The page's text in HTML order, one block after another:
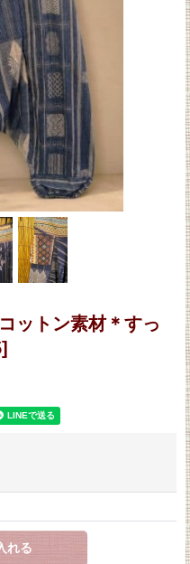
ットン素材＊すっ